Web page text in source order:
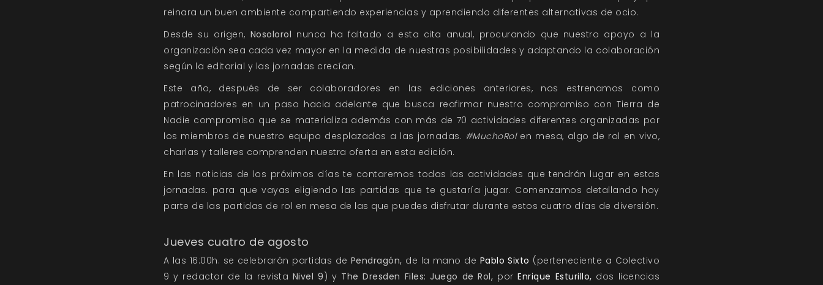
reinara un buen ambiente compartiendo experiencias y aprendiendo diferentes alternativas de ocio.
Desde su origen, Nosolorol nunca ha faltado a esta cita anual, procurando que nuestro apoyo a la
organización sea cada vez mayor en la medida de nuestras posibilidades y adaptando la colaboración
según la editorial y las jornadas crecían.
Este año, después de ser colaboradores en las ediciones anteriores, nos estrenamos como
patrocinadores en un paso hacia adelante que busca reafirmar nuestro compromiso conTierra de
Nadie compromiso que se materializa además con más de 70 actividades diferentes organizadas por
los miembros de nuestro equipo desplazados a las jornadas. #MuchoRolen mesa, algo de rol en vivo,
charlas y talleres comprenden nuestra oferta en esta edición.
En las noticias de los próximos días te contaremos todas las actividades que tendrán lugar en estas
jornadas. para que vayas eligiendo las partidas que te gustaría jugar. Comenzamos detallando hoy
parte de las partidas de rol en mesa de las que puedes disfrutar durante estos cuatro días de diversión.
Jueves cuatro de agosto
A las 16:00h. se celebrarán partidas de Pendragón, de la mano de Pablo Sixto (perteneciente a Colectivo
9 y redactor de la revista Nivel 9) y The Dresden Files: Juego de Rol, porEnrique Esturillo, dos licencias